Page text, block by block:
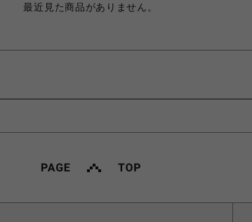
最近見た商品がありません。